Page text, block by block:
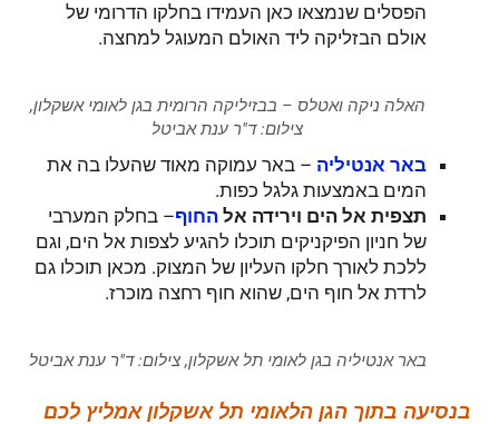
הפסלים שנמצאו כאן העמידו בחלקו הדרומי של
אולם הבזליקה ליד האולם המעוגל למחצה.
האלה ניקה ואטלס – בבזיליקה הרומית בגן לאומי אשקלון,
צילום: ד"ר ענת אביטל
באר אנטיליה – באר עמוקה מאוד שהעלו בה את
המים באמצעות גלגל כפות.
תצפית אל הים וירידה אל החוף– בחלק המערבי
של חניון הפיקניקים תוכלו להגיע לצפות אל הים, וגם
ללכת לאורך חלקו העליון של המצוק. מכאן תוכלו גם
לרדת אל חוף הים, שהוא חוף רחצה מוכרז.
באר אנטיליה בגן לאומי תל אשקלון, צילום: ד"ר ענת אביטל
בנסיעה בתוך הגן הלאומי תל אשקלון אמליץ לכם